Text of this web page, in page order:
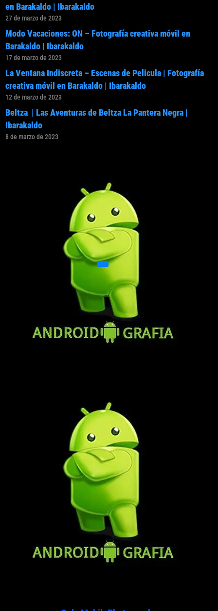
en Barakaldo | Ibarakaldo
27 de marzo de 2023
Modo Vacaciones: ON – Fotografía creativa móvil en
Barakaldo | Ibarakaldo
17 de marzo de 2023
La Ventana Indiscreta – Escenas de Pelicula | Fotografía
creativa móvil en Barakaldo | Ibarakaldo
12 de marzo de 2023
Beltza | Las Aventuras de Beltza La Pantera Negra |
Ibarakaldo
8 de marzo de 2023